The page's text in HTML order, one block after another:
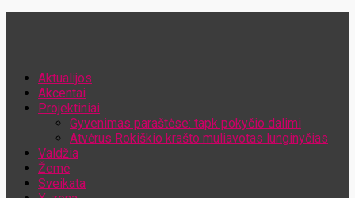
Aktualijos
Akcentai
Projektiniai
Gyvenimas paraštėse: tapk pokyčio dalimi
Atvėrus Rokiškio krašto muliavotas lunginyčias
Valdžia
Žemė
Sveikata